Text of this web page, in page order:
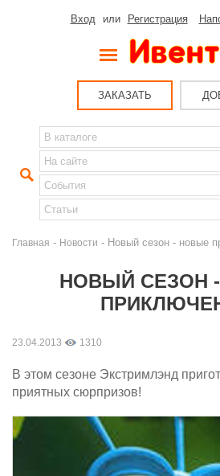
Вход или Регистрация
ЗАКАЗАТЬ
Главная - Новости - Новый сезон - новые
НОВЫЙ СЕЗОН
23.04.2013 1310
В этом сезоне Экстримлэнд
приятных сюрпризов!